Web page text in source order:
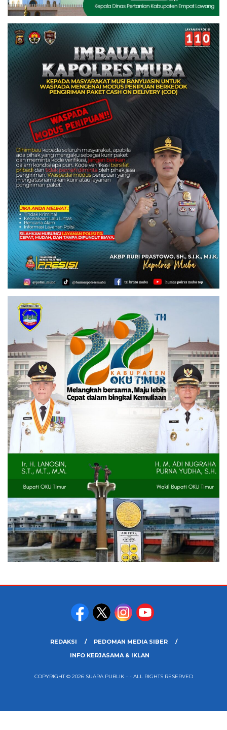
REDAKSI
PEDOMAN MEDIA SIBER
INFO KERJASAMA & IKLAN
COPYRIGHT © 2026 SUARA PUBLIK – - ALL RIGHTS RESERVED